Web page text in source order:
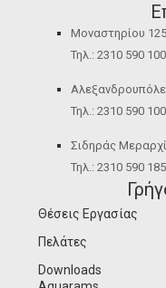
Μοναστηρίου
Τηλ.: 2310 590 100
Τηλ.: 2310 590 100
Σιδηράς
Τηλ.: 2310 590 185
Θέσεις Εργασίας
Πελάτες
Downloads